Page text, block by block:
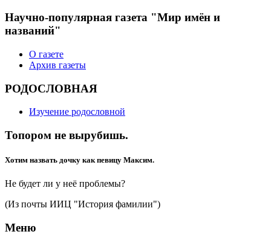
Научно-популярная газета "Мир имён и
названий"
О газете
Архив газеты
РОДОСЛОВНАЯ
Изучение родословной
Топором не вырубишь.
Хотим назвать дочку как певицу Максим.
Не будет ли у неё проблемы?
(Из почты ИИЦ "История фамилии")
Меню